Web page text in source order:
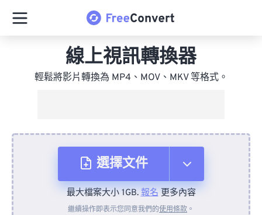
線上視訊轉換器
輕鬆將影片轉換為 MP4、MOV、MKV 等格式。
選擇文件
來自裝置
最大檔案大小 1GB.報名更多內容
繼續操作即表示您同意我們的使用條款 。